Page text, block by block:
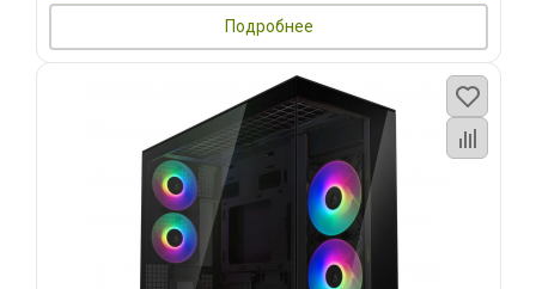
Подробнее